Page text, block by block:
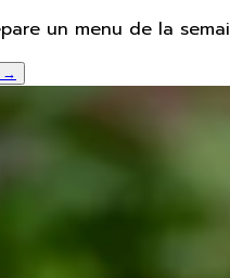
un menu de la
→